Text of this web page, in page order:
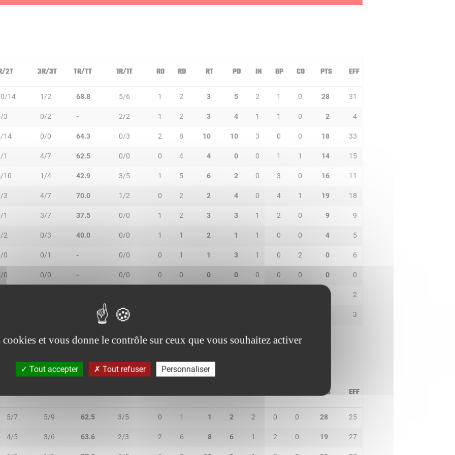
2T 3R/3T TR/TT 1R/1T RO RD RT PD IN BP CO PTS EFF
14 1/2 68.8 5/6 1 2 3 5 2 1 0 28 31
3 0/2 - 2/2 1 2 3 4 1 1 0 2 4
14 0/0 64.3 0/3 2 8 10 10 3 0 0 18 33
1 4/7 62.5 0/0 0 4 4 0 0 1 1 14 15
10 1/4 42.9 3/5 1 5 6 2 0 3 0 16 11
3 4/7 70.0 1/2 0 2 2 4 0 4 1 19 18
1 3/7 37.5 0/0 1 2 3 3 1 2 0 9 9
2 0/3 40.0 0/0 1 1 2 1 1 0 0 4 5
0 0/1 - 0/0 0 1 1 3 1 0 2 0 6
0 0/0 - 0/0 0 0 0 0 0 0 0 0 0
2
0/0 3
PTS EFF
5/7 5/9 62.5 3/5 0 1 1 2 2 0 0 28 25
4/5 3/6 63.6 2/3 2 6 8 6 1 2 0 19 27
et vous donne le contrôle sur ceux que vous souhaitez activer
Tout accepter Tout refuser Personnaliser